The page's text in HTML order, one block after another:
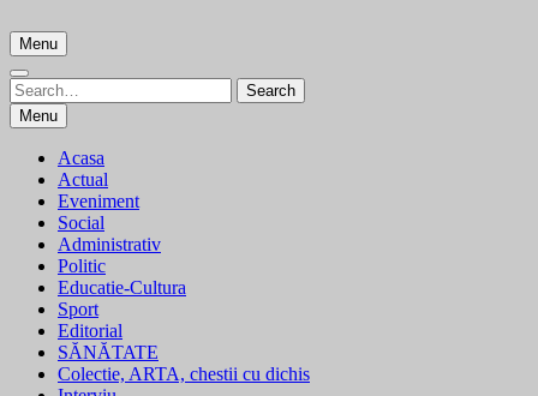
to
content
Menu
Search
for:
Search
Menu
Acasa
Actual
Eveniment
Social
Administrativ
Politic
Educatie-Cultura
Sport
Editorial
SĂNĂTATE
Colectie, ARTA, chestii cu dichis